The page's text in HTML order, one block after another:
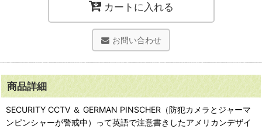
カートに入れる
お問い合わせ
商品詳細
SECURITY CCTV ＆ GERMAN PINSCHER（防犯カメラとジャーマ
ンピンシャーが警戒中）って英語で注意書きしたアメリカンデザイ